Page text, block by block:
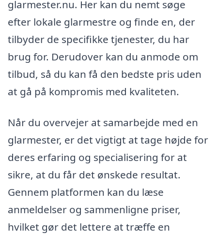
glarmester.nu. Her kan du nemt søge
efter lokale glarmestre og finde en, der
tilbyder de specifikke tjenester, du har
brug for. Derudover kan du anmode om
tilbud, så du kan få den bedste pris uden
at gå på kompromis med kvaliteten.
Når du overvejer at samarbejde med en
glarmester, er det vigtigt at tage højde for
deres erfaring og specialisering for at
sikre, at du får det ønskede resultat.
Gennem platformen kan du læse
anmeldelser og sammenligne priser,
hvilket gør det lettere at træffe en